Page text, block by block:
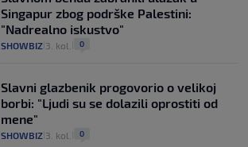
Singapur zbog podrške Palestini:
"Nadrealno iskustvo"
SHOWBIZ 3. kol. 0
Slavni glazbenik progovorio o velikoj
borbi: "Ljudi su se dolazili oprostiti od
mene"
SHOWBIZ 3. kol. 0